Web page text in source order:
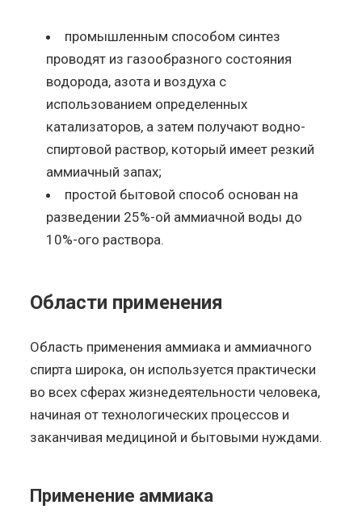
промышленным способом синтез
проводят из газообразного состояния
водорода, азота и воздуха с
использованием определенных
катализаторов, а затем получают водно-
спиртовой раствор, который имеет резкий
аммиачный запах;
простой бытовой способ основан на
разведении 25%-ой аммиачной воды до
10%-ого раствора.
Области применения
Область применения аммиака и аммиачного
спирта широка, он используется практически
во всех сферах жизнедеятельности человека,
начиная от технологических процессов и
заканчивая медициной и бытовыми нуждами.
Применение аммиака